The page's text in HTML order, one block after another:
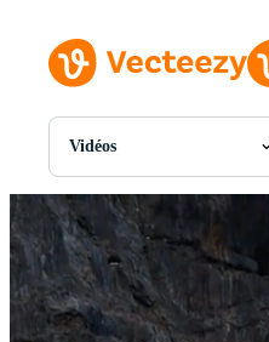
Vidéos
Toutes Images
Photos
PNGs
PSDs
SVGs
Modèles
Vecteurs